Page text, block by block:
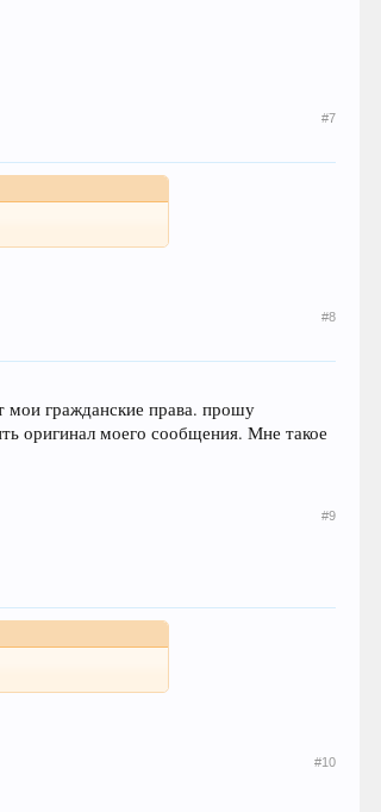
#7
#8
мои гражданские права. прошу
оригинал моего сообщения. Мне такое
#9
#10